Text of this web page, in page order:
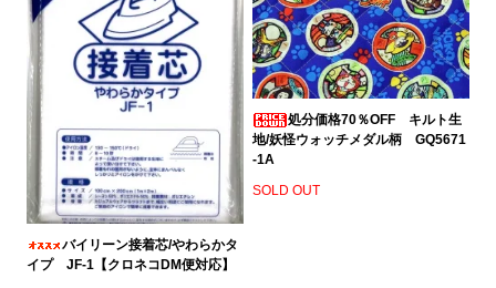
バイリーン接着芯/やわらかタ
イプ JF-1【クロネコDM便対応】
処分価格70％OFF キルト生
地/妖怪ウォッチメダル柄 GQ5671
-1A
SOLD OUT